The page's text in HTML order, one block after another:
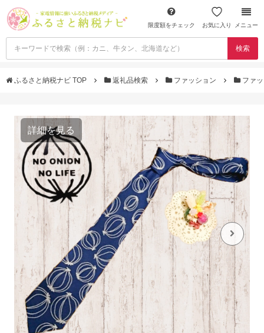
限度額をチェック お気に入り メニュー
検索
ふるさと納税ナビ TOP 返礼品検索 ファッション ファ
詳細を見る